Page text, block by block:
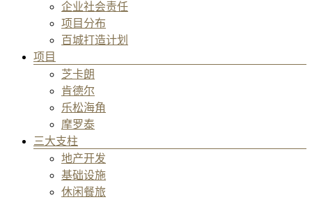
企业社会责任
项目分布
百城打造计划
项目
芝卡朗
肯德尔
乐松海角
摩罗泰
三大支柱
地产开发
基础设施
休闲餐旅